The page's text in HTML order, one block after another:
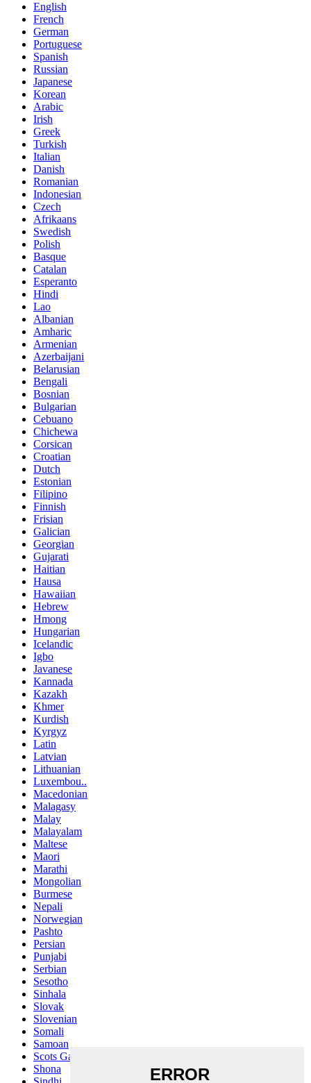
English
French
German
Portuguese
Spanish
Russian
Japanese
Korean
Arabic
Irish
Greek
Turkish
Italian
Danish
Romanian
Indonesian
Czech
Afrikaans
Swedish
Polish
Basque
Catalan
Esperanto
Hindi
Lao
Albanian
Amharic
Armenian
Azerbaijani
Belarusian
Bengali
Bosnian
Bulgarian
Cebuano
Chichewa
Corsican
Croatian
Dutch
Estonian
Filipino
Finnish
Frisian
Galician
Georgian
Gujarati
Haitian
Hausa
Hawaiian
Hebrew
Hmong
Hungarian
Icelandic
Igbo
Javanese
Kannada
Kazakh
Khmer
Kurdish
Kyrgyz
Latin
Latvian
Lithuanian
Luxembou..
Macedonian
Malagasy
Malay
Malayalam
Maltese
Maori
Marathi
Mongolian
Burmese
Nepali
Norwegian
Pashto
Persian
Punjabi
Serbian
Sesotho
Sinhala
Slovak
Slovenian
Somali
Samoan
Scots Gaelic
Shona